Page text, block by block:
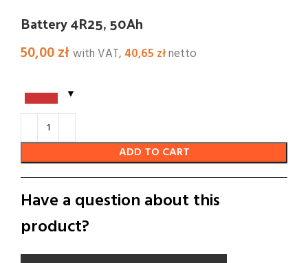
Battery 4R25, 50Ah
50,00złwith VAT, 40,65 złnetto
ADD TO CART
Have a question about this
product?